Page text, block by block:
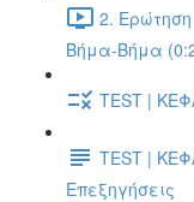
2.
Βήμα-Βήμα
TEST |
TEST |
Επεξηγήσεις